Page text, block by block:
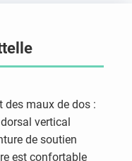
des maux de dos :
vertical
de soutien
est confortable